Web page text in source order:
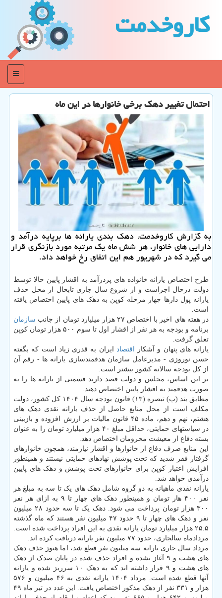
كاروخدمت
منو
احتمال تغییر دهک برخی خانوارها در این ماه
به گزارش کاروخدمت، دهک بندی یارانه ها برپایه درآمد و
دارایی های خانوار، هر شش ماه یک مرتبه مورد بازنگری قرار
می گیرد که در شهریور هم این اتفاق رخ خواهد داد.
طرح اختصاص یارانه خانواده های پردرآمد به اقشار پایین حالا توسط
دولت درحال اجراست و از شروع سال جاری تابحال از محل حذف
یارانه پول دارها چهار مرحله کوپن به دهک های پایین اختصاص یافته
است.
در هفته های اخیر با اختصاص ۲۷ هزار میلیارد تومان از جانب
سازمان
برنامه و بودجه به هر نفر از اقشار اول تا سوم ۵۰۰ هزار تومان کوپن
تعلق گرفت.
یارانه های پنهان و آشکار اقتصاد ایران به قدری زیاد است که بگفته
حسن نوروزی - مدیرعامل سازمان هدفمندسازی یارانه ها - رقم آن
از کل بودجه سالانه کشور بیشتر است.
بر این اساس، مجلس و دولت قصد دارند قسمتی از یارانه ها را به
صورت هدفمند به اقشار پایین اختصاص دهند.
مطابق بند (پ) تبصره (۱۳) قانون بودجه سال ۱۴۰۴ کل کشور، دولت
مکلف است از محل منابع حاصل از حذف یارانه نقدی دهک های
هشتم، نهم و دهم، ماده ۴۵ قانون مالیات بر ارزش افزوده و بازبینی
در سیاستهای حمایتی، حداقل مبلغ ۴۰ هزار میلیارد تومان را به عنوان
بسته دفاع از معیشت محرومان اختصاص دهد.
این منابع صرف دفاع از خانوارها و اقشار نیازمند، همچون خانوارهای
گرفتار فقر شدید که تحت پوشش نهادهای حمایتی نیستند و همینطور
افزایش اعتبار کوپن برای خانوارهای تحت پوشش و دهک های پایین
درآمدی خواهد شد.
یارانه نقدی ماهیانه به دو گروه شامل دهک های یک تا سه به مبلغ هر
نفر ۴۰۰ هار تومان و همینطور دهک های چهار تا ۹ به ازای هر نفر
۳۰۰ هزار تومان پرداخت می شود. دهک یک تا سه حدود ۲۸ میلیون
نفر و دهک های چهار تا ۹ حدود ۴۷ میلیون نفر هستند که ماه گذشته
۲۵.۵ هزار میلیارد تومان یارانه نقدی به این افراد پرداخت شده است.
مردادماه سالجاری، حدود ۷۷ میلیون نفر یارانه دریافت کرده اند.
مرداد سال جاری یارانه سه میلیون نفر قطع شد، اما هنوز حذف دهک
های هشت و ۹ آغاز نشده و افراد حذف شده در پایان صدک از دهک
های هشت و ۹ قرار داشته اند که به دهک ۱۰ سرریز شده و یارانه
آنها قطع شده است. مرداد ۱۴۰۴ یارانه نقدی به ۴۶ میلیون و ۵۷۶
هزار و ۳۳۱ نفر از دهک مذکور اختصاص یافت. این عدد در تیر ماه ۴۹